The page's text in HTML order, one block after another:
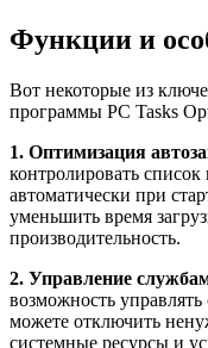
Функции и
Вот некоторые из
программы PC Tasks
1. Оптимизация
контролировать
автоматически при
уменьшить время
производительность.
2. Управление
возможность
можете отключить
системные ресурсы и